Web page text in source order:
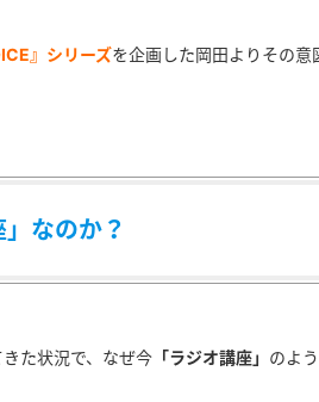
』シリーズを企画した岡田よりその
なのか？
た状況で、なぜ今 「ラジオ講座」 のよ